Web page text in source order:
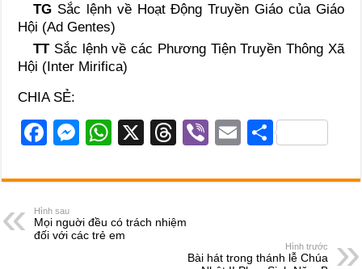
TG Sắc lệnh về Hoạt Ðộng Truyền Giáo của Giáo
Hội (Ad Gentes)
TT Sắc lệnh về các Phương Tiện Truyền Thông Xã
Hội (Inter Mirifica)
CHIA SẺ:
F
c
e
b
M
ss
e
n
W
at
s
A
X
T
e
d
s
Vi
er
E
ail
S
ar
Hình sau
Mọi nguời đều có trách nhiệm
đối với các trẻ em
Hình trước
Bài hát trong thánh lễ Chúa